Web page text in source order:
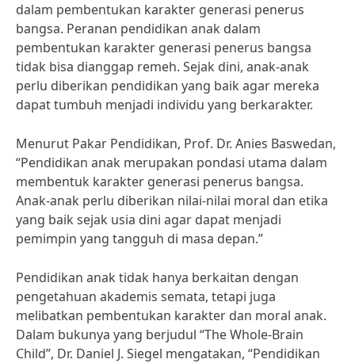
dalam pembentukan karakter generasi penerus
bangsa. Peranan pendidikan anak dalam
pembentukan karakter generasi penerus bangsa
tidak bisa dianggap remeh. Sejak dini, anak-anak
perlu diberikan pendidikan yang baik agar mereka
dapat tumbuh menjadi individu yang berkarakter.
Menurut Pakar Pendidikan, Prof. Dr. Anies Baswedan,
“Pendidikan anak merupakan pondasi utama dalam
membentuk karakter generasi penerus bangsa.
Anak-anak perlu diberikan nilai-nilai moral dan etika
yang baik sejak usia dini agar dapat menjadi
pemimpin yang tangguh di masa depan.”
Pendidikan anak tidak hanya berkaitan dengan
pengetahuan akademis semata, tetapi juga
melibatkan pembentukan karakter dan moral anak.
Dalam bukunya yang berjudul “The Whole-Brain
Child”, Dr. Daniel J. Siegel mengatakan, “Pendidikan